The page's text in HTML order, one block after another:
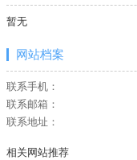
暂无
网站档案
联系手机：
联系邮箱：
联系地址：
相关网站推荐